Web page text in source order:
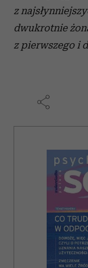
z
dwukrotnie
z pierwszego i